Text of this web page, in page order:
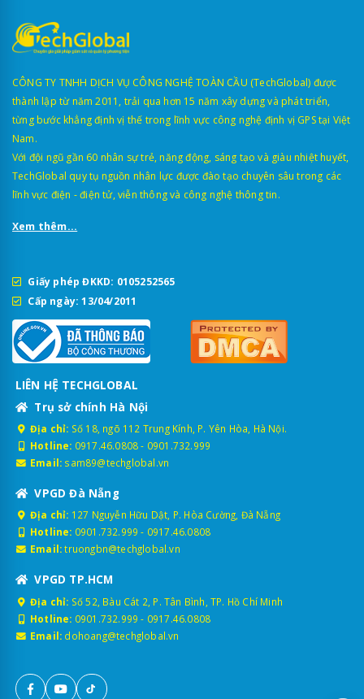
CÔNG TY TNHH DỊCH VỤ CÔNG NGHỆ TOÀN CẦU (TechGlobal) được
thành lập từ năm 2011, trải qua hơn 15 năm xây dựng và phát triển,
từng bước khẳng định vị thế trong lĩnh vực công nghệ định vị GPS tại Việt
Nam.
Với đội ngũ gần 60 nhân sự trẻ, năng động, sáng tạo và giàu nhiệt huyết,
TechGlobal quy tụ nguồn nhân lực được đào tạo chuyên sâu trong các
lĩnh vực điện - điện tử, viễn thông và công nghệ thông tin.
Xem thêm...
Giấy phép ĐKKD: 0105252565
Cấp ngày: 13/04/2011
LIÊN HỆ TECHGLOBAL
Trụ sở chính Hà Nội
Địa chỉ: Số 18, ngõ 112 Trung Kính, P. Yên Hòa, Hà Nội.
Hotline: 0917.46.0808- 0901.732.999
Email: sam89@techglobal.vn
VPGD Đà Nẵng
Địa chỉ: 127 Nguyễn Hữu Dật, P. Hòa Cường, Đà Nẵng
Hotline: 0901.732.999 - 0917.46.0808
Email: truongbn@techglobal.vn
VPGD TP.HCM
Địa chỉ: Số 52, Bàu Cát 2, P. Tân Bình, TP. Hồ Chí Minh
Hotline: 0901.732.999 - 0917.46.0808
Email: dohoang@techglobal.vn